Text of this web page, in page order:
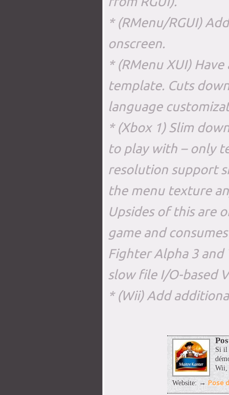
* (RMenu/RGUI)
onscreen.
* (RMenu XUI)
template. Cuts
language
* (Xbox 1) Slim
to play with – only
resolution support
the menu texture
Upsides of this are
game and
Fighter Alpha 3
slow file I/O-based
* (Wii) Add
Si il
Wii,
Website: → Pose